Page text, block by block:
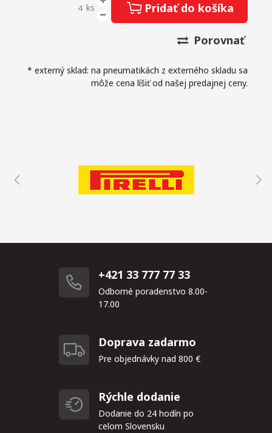
ks Pridať do košíka
Porovnať
* externý sklad: na pneumatikách z externého skladu sa
môže cena líšiť od našej predajnej ceny.
+421 33 777 77 33
Odborné poradenstvo 8.00-
17.00
Doprava zadarmo
Pre objednávky nad 800 €
Rýchle dodanie
Dodanie do 24 hodín po
celom Slovensku